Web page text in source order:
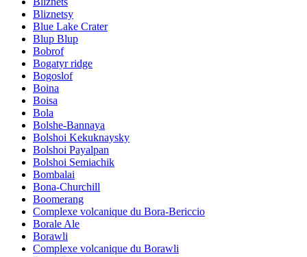
Bliznetsy
Blue Lake Crater
Blup Blup
Bobrof
Bogatyr ridge
Bogoslof
Boina
Boisa
Bola
Bolshe-Bannaya
Bolshoi Kekuknaysky
Bolshoi Payalpan
Bolshoi Semiachik
Bombalai
Bona-Churchill
Boomerang
Complexe volcanique du Bora-Bericcio
Borale Ale
Borawli
Complexe volcanique du Borawli